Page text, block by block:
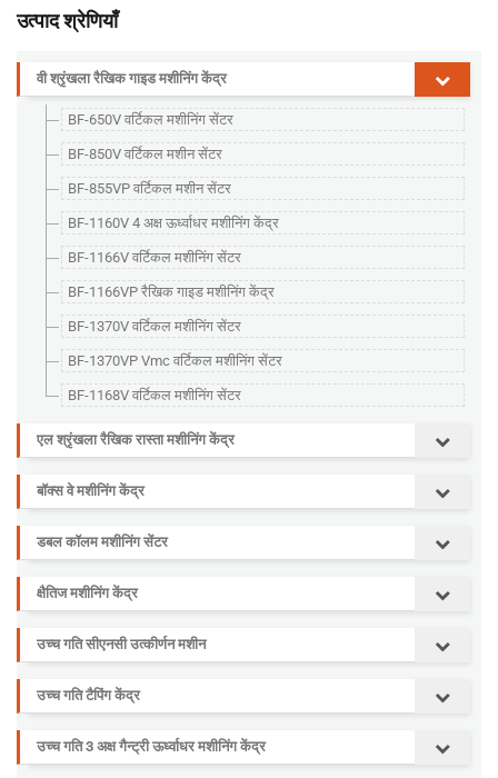
उत्पाद श्रेणियाँ
वी श्रृंखला रैखिक गाइड मशीनिंग केंद्र
BF-650V वर्टिकल मशीनिंग सेंटर
BF-850V वर्टिकल मशीन सेंटर
BF-855VP वर्टिकल मशीन सेंटर
BF-1160V 4 अक्ष ऊर्ध्वाधर मशीनिंग केंद्र
BF-1166V वर्टिकल मशीनिंग सेंटर
BF-1166VP रैखिक गाइड मशीनिंग केंद्र
BF-1370V वर्टिकल मशीनिंग सेंटर
BF-1370VP Vmc वर्टिकल मशीनिंग सेंटर
BF-1168V वर्टिकल मशीनिंग सेंटर
एल श्रृंखला रैखिक रास्ता मशीनिंग केंद्र
बॉक्स वे मशीनिंग केंद्र
डबल कॉलम मशीनिंग सेंटर
क्षैतिज मशीनिंग केंद्र
उच्च गति सीएनसी उत्कीर्णन मशीन
उच्च गति टैपिंग केंद्र
उच्च गति 3 अक्ष गैन्ट्री ऊर्ध्वाधर मशीनिंग केंद्र